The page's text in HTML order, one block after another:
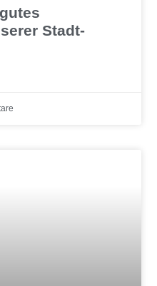
Stadt-